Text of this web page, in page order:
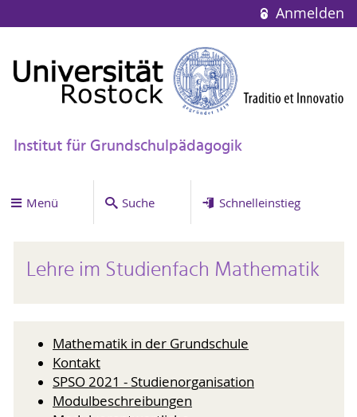
Anmelden
Institut für Grundschulpädagogik
Menü Suche Schnelleinstieg
Lehre im Studienfach Mathematik
Mathematik in der Grundschule
Kontakt
SPSO 2021 - Studienorganisation
Modulbeschreibungen